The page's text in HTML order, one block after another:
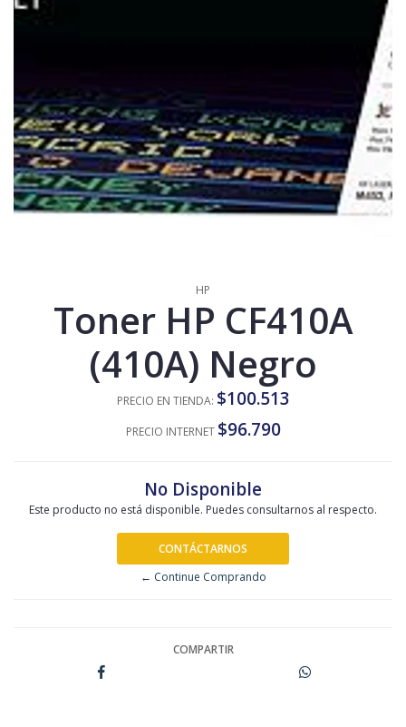
HP
Toner HP CF410A
(410A) Negro
PRECIO EN TIENDA: $100.513
PRECIO INTERNET $96.790
No Disponible
Este producto no está disponible. Puedes consultarnos al respecto.
CONTÁCTARNOS
← Continue Comprando
COMPARTIR